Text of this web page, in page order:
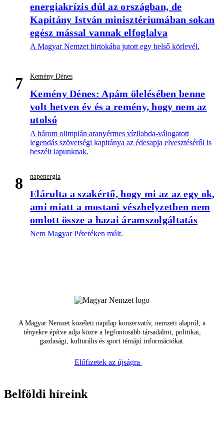
energiakrízis dúl az országban, de
Kapitány István minisztériumában sokan
egész mással vannak elfoglalva
A Magyar Nemzet birtokába jutott egy belső körlevél.
7 Kemény Dénes
Kemény Dénes: Apám ölelésében benne
volt hetven év és a remény, hogy nem az
utolsó
A három olimpián aranyérmes vízilabda-válogatott
legendás szövetségi kapitánya az édesapja elvesztéséről is
beszélt lapunknak.
8 napenergia
Elárulta a szakértő, hogy mi az az egy ok,
ami miatt a mostani vészhelyzetben nem
omlott össze a hazai áramszolgáltatás
Nem Magyar Péteréken múlt.
A Magyar Nemzet közéleti napilap konzervatív, nemzeti alapról, a
tényekre építve adja közre a legfontosabb társadalmi, politikai,
gazdasági, kulturális és sport témájú információkat.
Előfizetek az újságra
Belföldi híreink